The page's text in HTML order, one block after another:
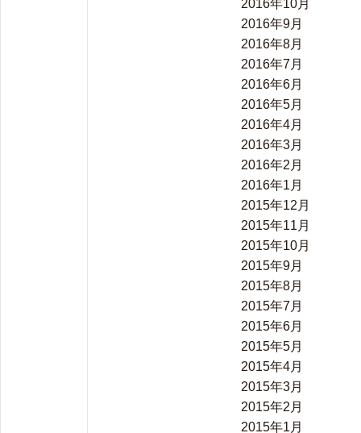
2016年10月
2016年9月
2016年8月
2016年7月
2016年6月
2016年5月
2016年4月
2016年3月
2016年2月
2016年1月
2015年12月
2015年11月
2015年10月
2015年9月
2015年8月
2015年7月
2015年6月
2015年5月
2015年4月
2015年3月
2015年2月
2015年1月